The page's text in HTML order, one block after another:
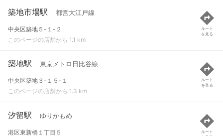
築地市場駅 都営大江戸線
中央区築地５-１-２
このページの店舗から 1.1 km
ルート
を見る
築地駅 東京メトロ日比谷線
中央区築地３-１５-１
このページの店舗から 1.3 km
ルート
を見る
汐留駅 ゆりかもめ
港区東新橋１丁目５
ルート